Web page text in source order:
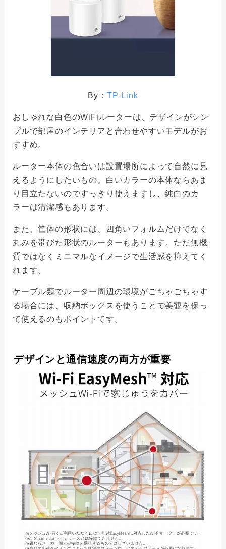
By： TP-Link
おしゃれな白色のWiFiルーターは、デザインがシン
プルで部屋のインテリアと合わせやすいモデルがお
すすめ。
ルーター本体の色合いは設置場所によって自然に見
えるようにしたいもの。白いカラーの本体ならあま
り目立たないのですっきり使えますし、純白のカ
ラーは清潔感もあります。
また、筐体の形状には、四角いフォルムだけでなく
丸みを帯びた形状のルーターもあります。ただ無機
質ではなくミニマルなイメージで生活感を抑えてく
れます。
ケーブル類でルーター周辺の環境がごちゃごちゃす
る場合には、収納ボックスを使うことで美観を保っ
て使えるのもポイントです。
デザインと通信速度の両方が重要